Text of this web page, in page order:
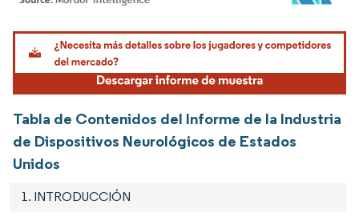
Imagen © Mordor Intelligence. El uso requiere atribución según CC BY 4.0.
Tabla de Contenidos del Informe de la Industria
de Dispositivos Neurológicos de Estados
Unidos
1. INTRODUCCIÓN